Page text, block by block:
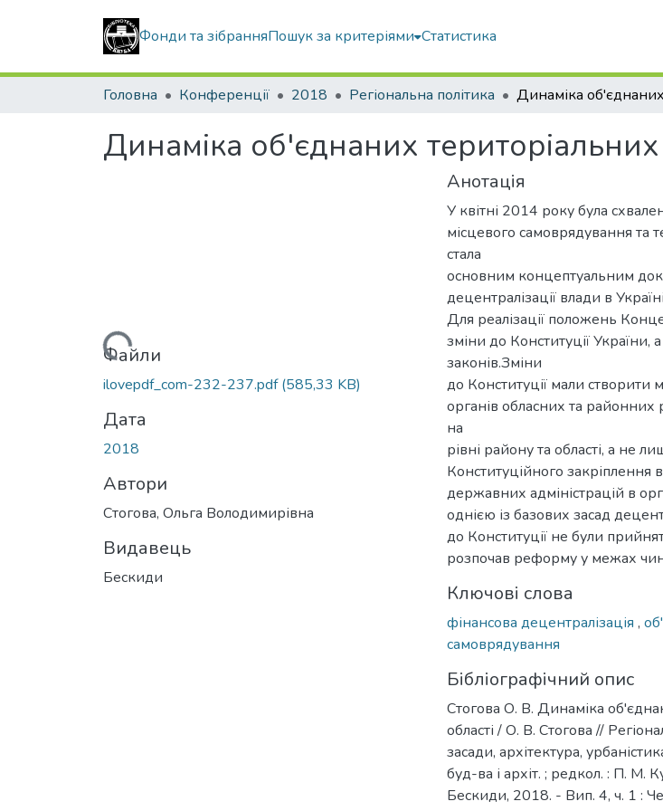
Фонди та зібранняПошук за критеріями Статистика
Головна Конференції 2018 Регіональна політика
Динаміка об'єднаних
Вантажиться...
Файли
ilovepdf_com-232-237.pdf(585,33 KB)
Дата
2018
Автори
Стогова, Ольга Володимирівна
Видавець
Бескиди
Анотація
У квітні 2014 року була
місцевого самоврядування та
стала
основним концептуальним
децентралізації влади в
Для реалізації положень
зміни до Конституції
законів.Зміни
до Конституції мали
органів обласних та
на
рівні району та області, а не
Конституційного закріплення
державних адміністрацій в
однією із базових засад
до Конституції не були
розпочав реформу у межах
Ключові слова
фінансова децентралізація ,
самоврядування
Бібліографічний опис
Стогова О. В. Динаміка
області / О. В. Стогова //
засади, архітектура,
буд-ва і архіт. ; редкол. : П. М.
Бескиди, 2018. - Вип. 4, ч. 1 :